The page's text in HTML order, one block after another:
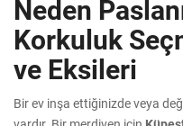
Neden
Korkuluk
ve Eksileri
Bir ev inşa ettiğinizde veya